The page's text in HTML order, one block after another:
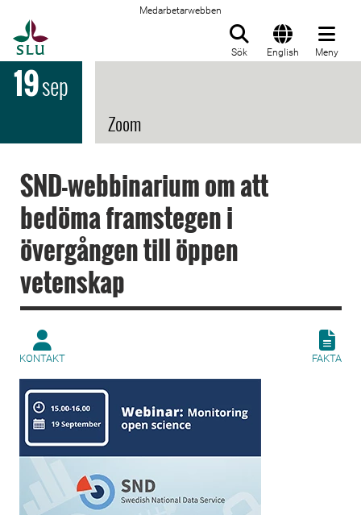
Medarbetarwebben
Sök English Meny
19sep
Zoom
SND-webbinarium om att
bedöma framstegen i
övergången till öppen
vetenskap
KONTAKT FAKTA